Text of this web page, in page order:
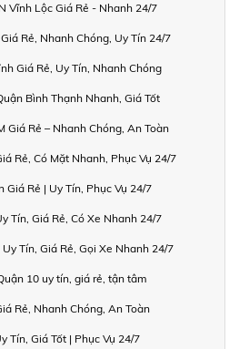
Vĩnh Lộc Giá Rẻ - Nhanh 24/7
Rẻ, Nhanh Chóng, Uy Tín 24/7
Giá Rẻ, Uy Tín, Nhanh Chóng
Bình Thạnh Nhanh, Giá Tốt
Giá Rẻ – Nhanh Chóng, An Toàn
Rẻ, Có Mặt Nhanh, Phục Vụ 24/7
Giá Rẻ | Uy Tín, Phục Vụ 24/7
Tín, Giá Rẻ, Có Xe Nhanh 24/7
Tín, Giá Rẻ, Gọi Xe Nhanh 24/7
10 uy tín, giá rẻ, tận tâm
Rẻ, Nhanh Chóng, An Toàn
Tín, Giá Tốt | Phục Vụ 24/7